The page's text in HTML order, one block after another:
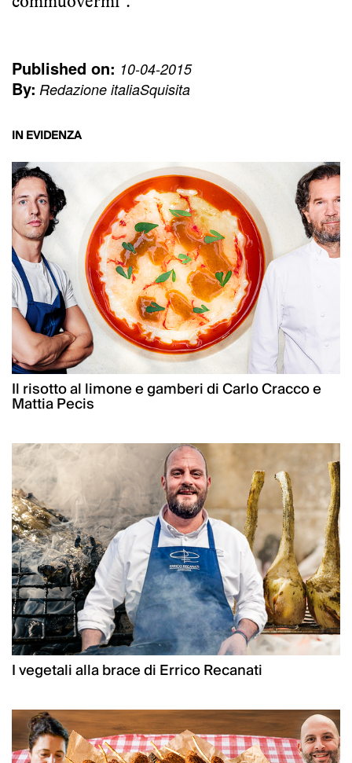
Published on: 10-04-2015
By: Redazione italiaSquisita
IN EVIDENZA
Il risotto al limone e gamberi di Carlo Cracco e
Mattia Pecis
I vegetali alla brace di Errico Recanati